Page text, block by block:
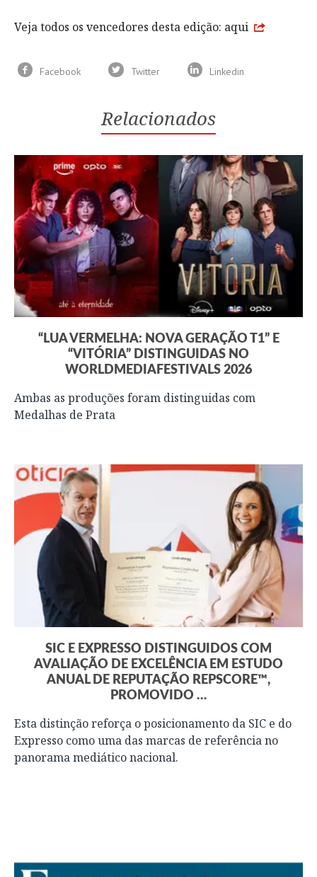
Veja todos os vencedores desta edição: aqui
Facebook Twitter Linkedin
Relacionados
“LUA VERMELHA: NOVA GERAÇÃO T1” E
“VITÓRIA” DISTINGUIDAS NO
WORLDMEDIAFESTIVALS 2026
Ambas as produções foram distinguidas com
Medalhas de Prata
SIC E EXPRESSO DISTINGUIDOS COM
AVALIAÇÃO DE EXCELÊNCIA EM ESTUDO
ANUAL DE REPUTAÇÃO REPSCORE™,
PROMOVIDO …
Esta distinção reforça o posicionamento da SIC e do
Expresso como uma das marcas de referência no
panorama mediático nacional.